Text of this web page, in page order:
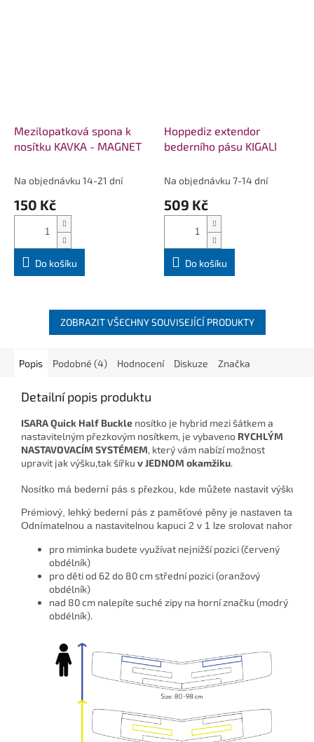
Mezilopatková spona k
nosítku KAVKA - MAGNET
Na objednávku 14-21 dní
150 Kč
Do košíku
Hoppediz extendor
bederního pásu KIGALI
Na objednávku 7-14 dní
509 Kč
Do košíku
ZOBRAZIT VŠECHNY SOUVISEJÍCÍ PRODUKTY
Popis Podobné (4) Hodnocení Diskuze Značka
Detailní popis produktu
ISARA Quick Half Buckle nosítko je hybrid mezi šátkem a
nastavitelným přezkovým nosítkem, je vybaveno RYCHLÝM
NASTAVOVACÍM SYSTÉMEM, který vám nabízí možnost
upravit jak výšku,tak šířku v JEDNOM okamžiku.
Nosítko má bederní pás s přezkou, kde můžete nastavit výšku i
Prémiový, lehký bederní pás z paměťové pěny je nastaven tak,
pro miminka budete využívat nejnižší pozici (červený
obdélník)
pro děti od 62 do 80 cm střední pozici (oranžový
obdélník)
nad 80 cm nalepíte suché zipy na horní značku (modrý
obdélník).